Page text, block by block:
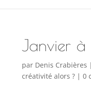
Janvier à
par Denis Crabières |
créativité alors ?| 0